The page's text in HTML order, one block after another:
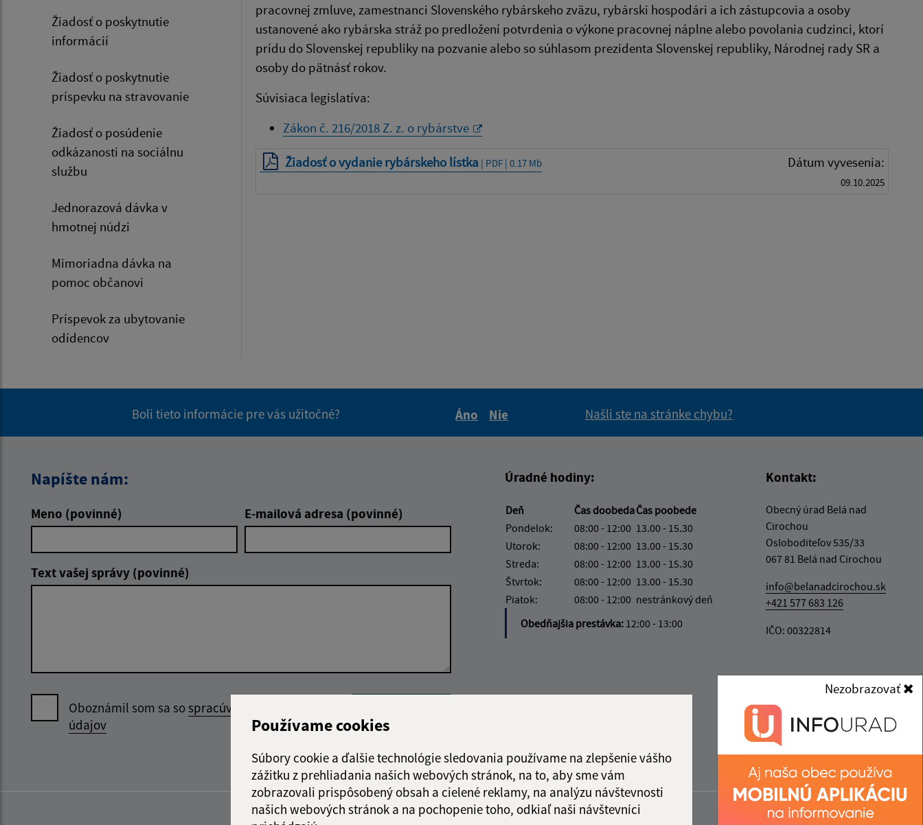
Používame cookies
Súbory cookie a ďalšie technológie sledovania používame na zlepšenie vášho
zážitku z prehliadania našich webových stránok, na to, aby sme vám
zobrazovali prispôsobený obsah a cielené reklamy, na analýzu návštevnosti
našich webových stránok a na pochopenie toho, odkiaľ naši návštevníci
Nezobrazovať
Žiadosť o poskytnutie
informácií
Žiadosť o poskytnutie
príspevku na stravovanie
Žiadosť o posúdenie
odkázanosti na sociálnu
službu
Jednorazová dávka v
hmotnej núdzi
Mimoriadna dávka na
pomoc občanovi
Príspevok za ubytovanie
odídencov
pracovnej zmluve, zamestnanci Slovenského rybárskeho zväzu, rybárski hospodári a ich zástupcovia a osoby
ustanovené ako rybárska stráž po predložení potvrdenia o výkone pracovnej náplne alebo povolania cudzinci, ktorí
prídu do Slovenskej republiky na pozvanie alebo so súhlasom prezidenta Slovenskej republiky, Národnej rady SR a
osoby do pätnásť rokov.
Súvisiaca legislatíva:
Zákon č. 216/2018 Z. z. o rybárstve
Žiadosť o vydanie rybárskeho lístka | PDF | 0.17 Mb Dátum vyvesenia:
09.10.2025
Boli tieto informácie pre vás užitočné?
Áno
Nie
Našli ste na stránke chybu?
Napíšte nám:
Meno (povinné) E-mailová adresa (povinné)
Text vašej správy (povinné)
Oboznámil som sa sospracúvaním osobných
údajov
správu
Úradné hodiny:
Deň Čas doobedaČas poobede
Pondelok:
08:00 - 12:00 13.00 - 15.30
Utorok:
08:00 - 12:00 13.00 - 15.30
Streda:
08:00 - 12:00 13.00 - 15.30
Štvrtok:
08:00 - 12:00 13.00 - 15.30
Piatok:
08:00 - 12:00 nestránkový deň
Obedňajšia prestávka: 12:00 - 13:00
Kontakt:
Obecný úrad Belá nad
Cirochou
Osloboditeľov 535/33
067 81 Belá nad Cirochou
info@belanadcirochou.sk
+421 577 683 126
IČO: 00322814